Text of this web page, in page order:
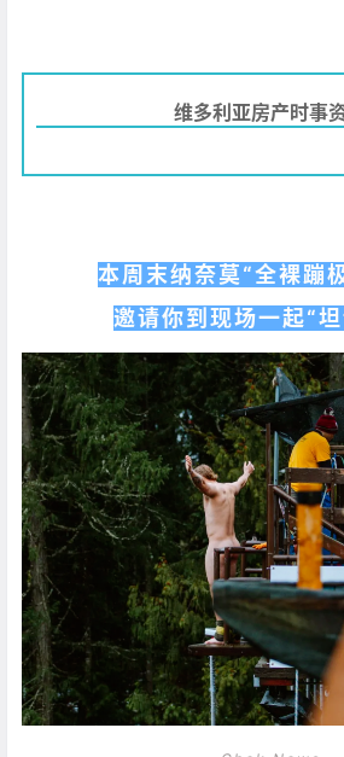
维多利亚房产时事
本周末纳奈莫“全裸蹦
邀请你到现场一起“